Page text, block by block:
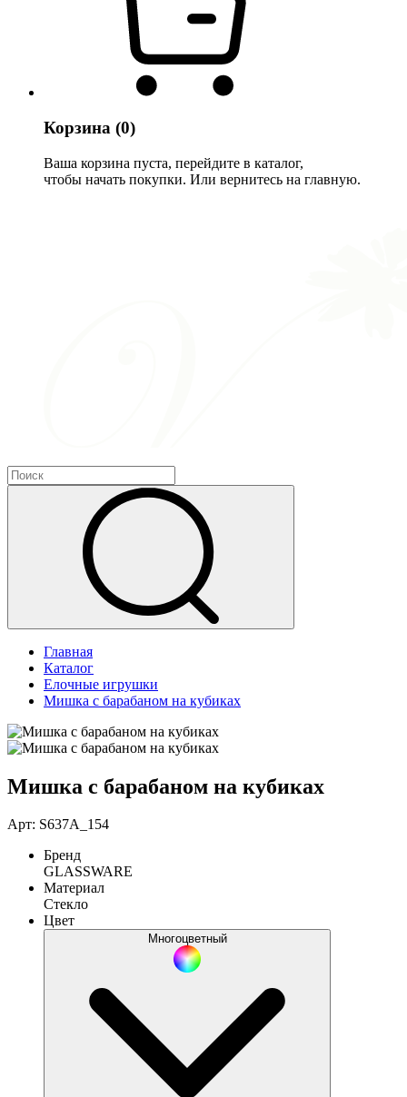
Корзина (0)
Ваша корзина пуста, перейдите в каталог,
чтобы начать покупки. Или вернитесь на главную.
Главная
Каталог
Елочные игрушки
Мишка с барабаном на кубиках
Мишка с барабаном на кубиках
Арт: S637А_154
Бренд
GLASSWARE
Материал
Стекло
Цвет
Многоцветный